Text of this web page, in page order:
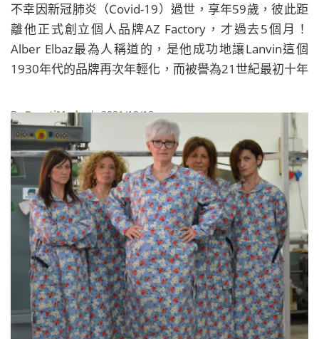
不幸因新冠肺炎（Covid-19）過世，享年59歲，彼此距
離他正式創立個人品牌AZ Factory，才過去5個月！
Alber Elbaz最為人稱道的，是他成功地讓Lanvin這個
1930年代的品牌再次年輕化，而被譽為21世紀最初十年
大的成功，部份也必歸功於Alber Elbaz的設計。
ByBeautiMode| 2021/10/13